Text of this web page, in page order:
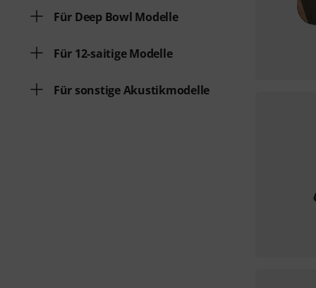
Für Deep Bowl Modelle
Für 12-saitige Modelle
Für sonstige Akustikmodelle